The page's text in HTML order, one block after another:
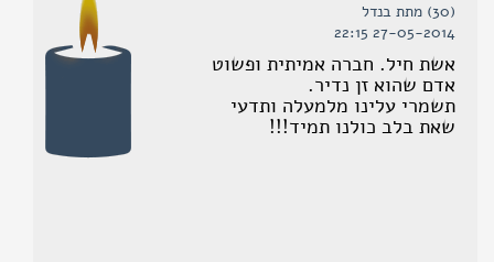
(30) מתת בנדל
27-05-2014 22:15
אשת חיל. חברה אמיתית ופשוט
אדם שהוא זן נדיר.
תשמרי עלינו מלמעלה ותדעי
שאת בלב כולנו תמיד!!!